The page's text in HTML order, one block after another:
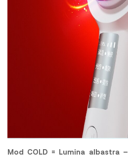
Mod COLD = Lumina albastra –